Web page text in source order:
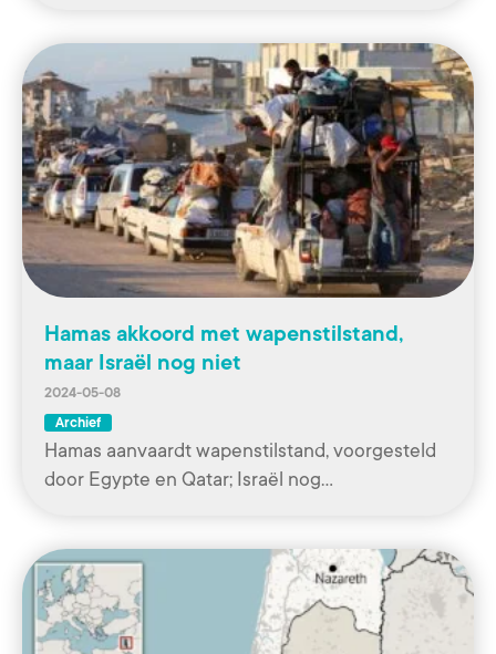
Hamas akkoord met wapenstilstand,
maar Israël nog niet
2024-05-08
Archief
Hamas aanvaardt wapenstilstand, voorgesteld
door Egypte en Qatar; Israël nog…